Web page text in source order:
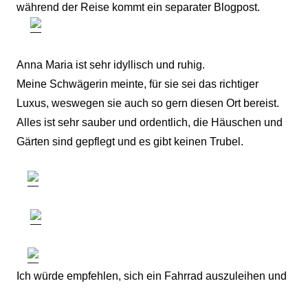
während der Reise kommt ein separater Blogpost.
Anna Maria ist sehr idyllisch und ruhig.
Meine Schwägerin meinte, für sie sei das richtiger
Luxus, weswegen sie auch so gern diesen Ort bereist.
Alles ist sehr sauber und ordentlich, die Häuschen und
Gärten sind gepflegt und es gibt keinen Trubel.
Ich würde empfehlen, sich ein Fahrrad auszuleihen und